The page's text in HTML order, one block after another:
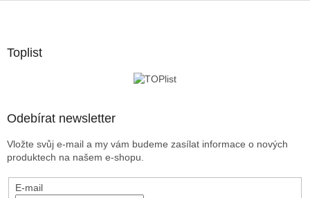
Toplist
Odebírat newsletter
Vložte svůj e-mail a my vám budeme zasílat informace o nových
produktech na našem e-shopu.
E-mail